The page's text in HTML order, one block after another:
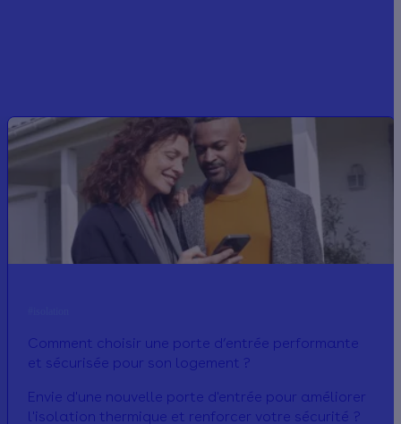
Comment choisir une porte d’entrée performante
et sécurisée pour son logement ?
Envie d'une nouvelle porte d'entrée pour améliorer
l'isolation thermique et renforcer votre sécurité ?